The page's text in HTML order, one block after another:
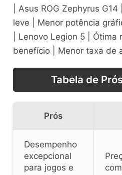
| Asus ROG Zephyrus
leve | Menor potência
| Lenovo Legion 5 | Ótima
benefício | Menor taxa de
Tabela de
Prós
Desempenho
excepcional
para jogos e